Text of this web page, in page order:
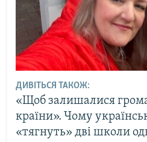
ДИВІТЬСЯ ТАКОЖ:
«Щоб залишалися
країни». Чому
«тягнуть» дві школи